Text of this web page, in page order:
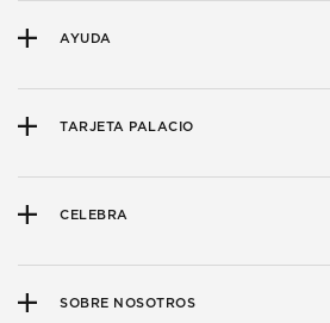
AYUDA
TARJETA PALACIO
CELEBRA
SOBRE NOSOTROS